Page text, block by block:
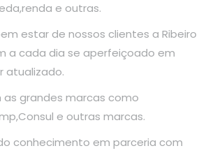
e outras.
estar de nossos clientes a Ribeiro
a cada dia se aperfeiçoado em
atualizado.
as grandes marcas como
e outras marcas.
conhecimento em parceria com